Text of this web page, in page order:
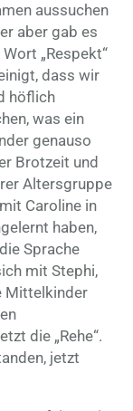
aussuchen
aber gab es
„Respekt“
dass wir
höflich
was ein
genauso
Brotzeit und
Altersgruppe
Caroline in
haben,
Sprache
mit Stephi,
Mittelkinder
die „Rehe“.
jetzt